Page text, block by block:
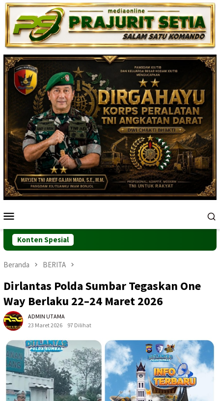
Loncat
ke
konten
Mobile
Konten Spesial
Beranda BERITA
Dirlantas Polda Sumbar Tegaskan One
Way Berlaku 22–24 Maret 2026
ADMIN UTAMA
23 Maret 2026
97 Dilihat